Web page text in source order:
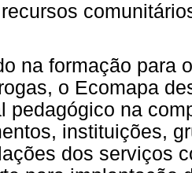
na formação para
o Ecomapa
pedagógico na
instituições,
dos serviços